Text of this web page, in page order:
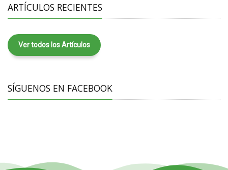
ARTÍCULOS RECIENTES
Ver todos los Artículos
SÍGUENOS EN FACEBOOK